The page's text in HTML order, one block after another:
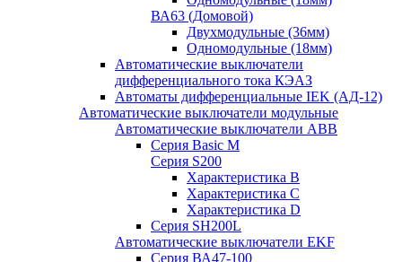
ВА63 (Домовой)
Двухмодульные (36мм)
Одномодульные (18мм)
Автоматические выключатели
дифференциального тока КЭАЗ
Автоматы дифференциальные IEK (АД-12)
Автоматические выключатели модульные
Автоматические выключатели ABB
Серия Basic M
Серия S200
Характеристика B
Характеристика C
Характеристика D
Серия SH200L
Автоматические выключатели EKF
Серия ВА47-100